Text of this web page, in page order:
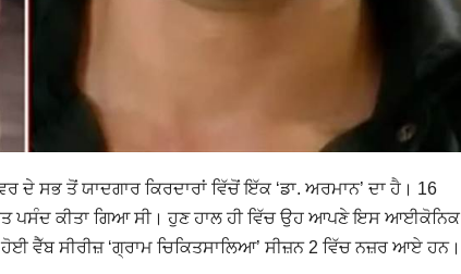
ਦੇ ਸਭ ਤੋਂ ਯਾਦਗਾਰ ਕਿਰਦਾਰਾਂ ਵਿੱਚੋਂ ਇੱਕ ‘ਡਾ. ਅਰਮਾਨ’ ਦਾ ਹੈ। 16
ਪਸੰਦ ਕੀਤਾ ਗਿਆ ਸੀ। ਹੁਣ ਹਾਲ ਹੀ ਵਿੱਚ ਉਹ ਆਪਣੇ ਇਸ ਆਈਕੋਨਿਕ
ਵੈੱਬ ਸੀਰੀਜ਼ ‘ਗ੍ਰਾਮ ਚਿਕਿਤਸਾਲਿਆ’ ਸੀਜ਼ਨ 2 ਵਿੱਚ ਨਜ਼ਰ ਆਏ ਹਨ।